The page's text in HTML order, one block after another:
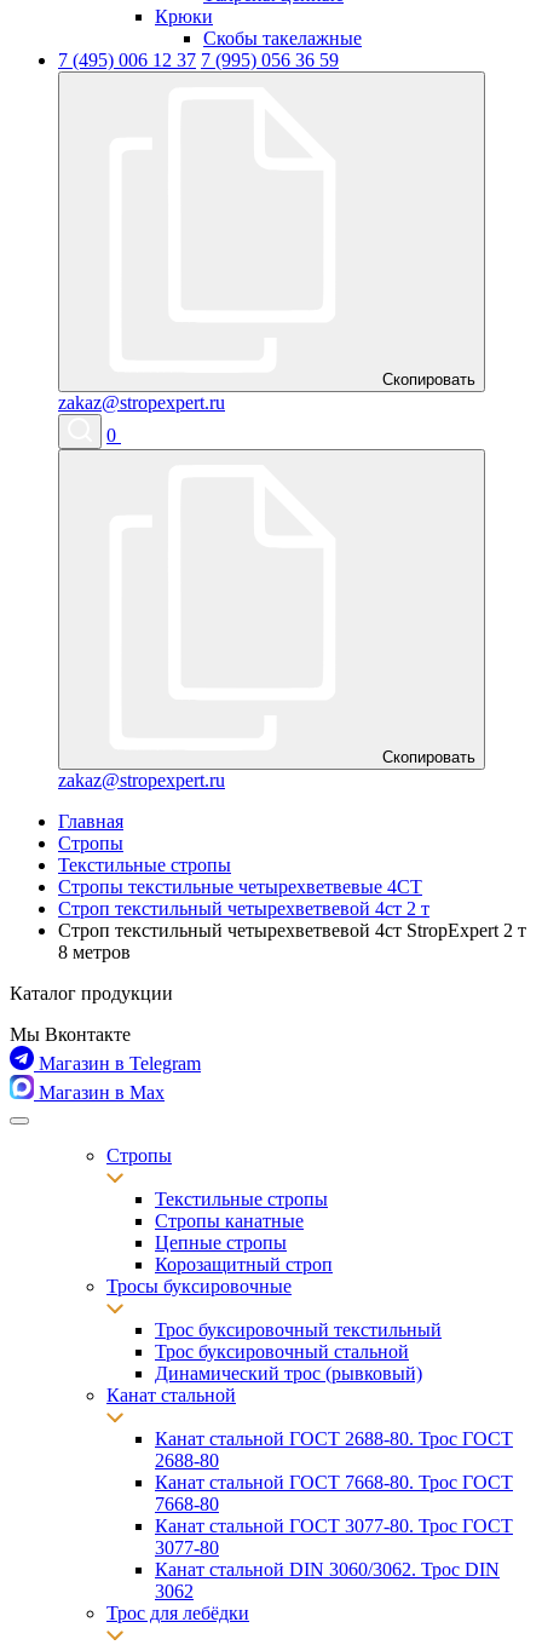
Крюки
Скобы такелажные
7 (495) 006 12 37 7 (995) 056 36 59
Скопировать
zakaz@stropexpert.ru
0
Скопировать
zakaz@stropexpert.ru
Главная
Стропы
Текстильные стропы
Стропы текстильные четырехветвевые 4СТ
Строп текстильный четырехветвевой 4ст 2 т
Строп текстильный четырехветвевой 4ст StropExpert 2 т
8 метров
Каталог продукции
Мы Вконтакте
Магазин в Telegram
Магазин в Max
Стропы
Текстильные стропы
Стропы канатные
Цепные стропы
Корозащитный строп
Тросы буксировочные
Трос буксировочный текстильный
Трос буксировочный стальной
Динамический трос (рывковый)
Канат стальной
Канат стальной ГОСТ 2688-80. Трос ГОСТ
2688-80
Канат стальной ГОСТ 7668-80. Трос ГОСТ
7668-80
Канат стальной ГОСТ 3077-80. Трос ГОСТ
3077-80
Канат стальной DIN 3060/3062. Трос DIN
3062
Трос для лебёдки